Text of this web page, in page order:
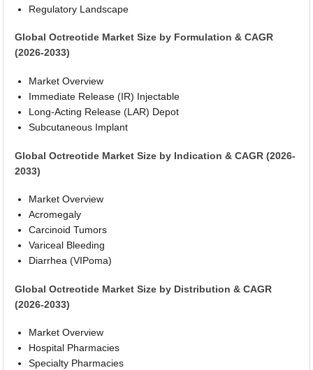
Regulatory Landscape
Global Octreotide Market Size by Formulation & CAGR
(2026-2033)
Market Overview
Immediate Release (IR) Injectable
Long-Acting Release (LAR) Depot
Subcutaneous Implant
Global Octreotide Market Size by Indication & CAGR (2026-
2033)
Market Overview
Acromegaly
Carcinoid Tumors
Variceal Bleeding
Diarrhea (VIPoma)
Global Octreotide Market Size by Distribution & CAGR
(2026-2033)
Market Overview
Hospital Pharmacies
Specialty Pharmacies